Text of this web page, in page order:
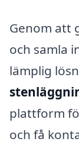
Genom att
och samla
lämplig
plattform
och få